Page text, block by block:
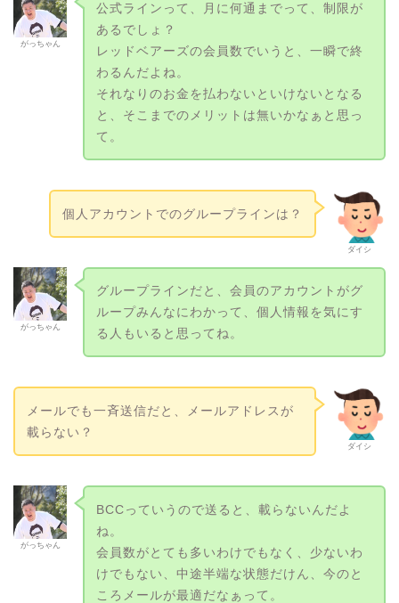
がっちゃん
公式ラインって、月に何通までって、制限が
あるでしょ？
レッドベアーズの会員数でいうと、一瞬で終
わるんだよね。
それなりのお金を払わないといけないとなる
と、そこまでのメリットは無いかなぁと思っ
て。
ダイシ
個人アカウントでのグループラインは？
がっちゃん
グループラインだと、会員のアカウントがグ
ループみんなにわかって、個人情報を気にす
る人もいると思ってね。
ダイシ
メールでも一斉送信だと、メールアドレスが
載らない？
がっちゃん
BCCっていうので送ると、載らないんだよ
ね。
会員数がとても多いわけでもなく、少ないわ
けでもない、中途半端な状態だけん、今のと
ころメールが最適だなぁって。